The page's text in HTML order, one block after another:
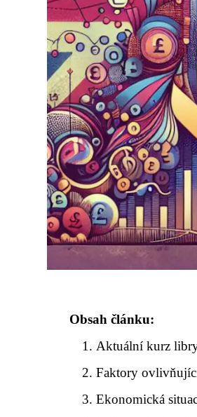
Obsah článku:
Aktuální kurz
Faktory
Ekonomická